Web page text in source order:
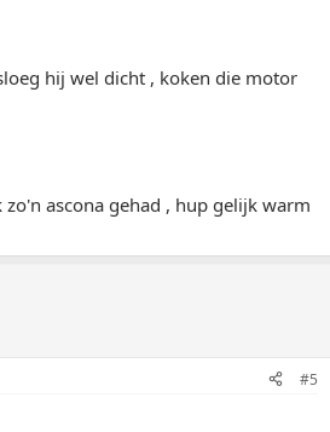
hij wel dicht , koken die motor
ascona gehad , hup gelijk warm
#5